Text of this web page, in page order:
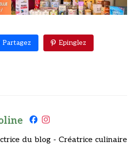
Partagez Epinglez
du blog - Créatrice culinaire